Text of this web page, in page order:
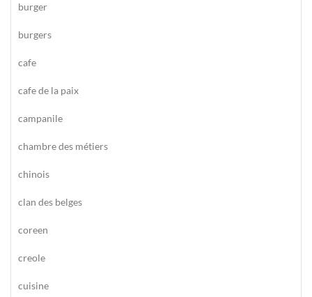
burger
burgers
cafe
cafe de la paix
campanile
chambre des métiers
chinois
clan des belges
coreen
creole
cuisine